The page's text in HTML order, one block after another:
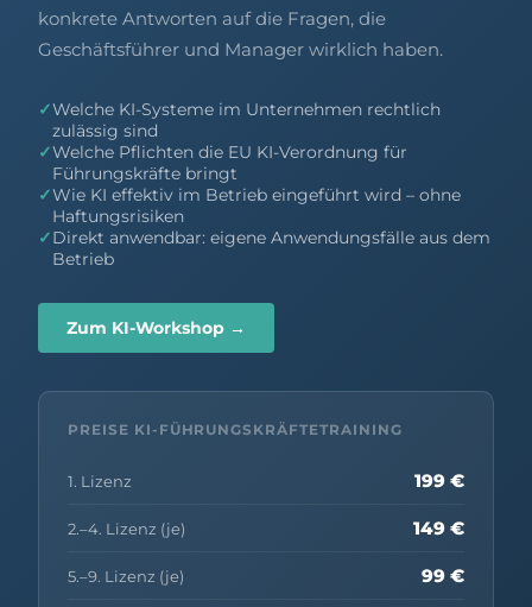
konkrete Antworten auf die Fragen, die
Geschäftsführer und Manager wirklich haben.
✓Welche KI-Systeme im Unternehmen rechtlich
zulässig sind
✓Welche Pflichten die EU KI-Verordnung für
Führungskräfte bringt
✓Wie KI effektiv im Betrieb eingeführt wird – ohne
Haftungsrisiken
✓Direkt anwendbar: eigene Anwendungsfälle aus dem
Betrieb
Zum KI-Workshop →
PREISE KI-FÜHRUNGSKRÄFTETRAINING
1. Lizenz 199 €
2.–4. Lizenz (je) 149 €
5.–9. Lizenz (je) 99 €